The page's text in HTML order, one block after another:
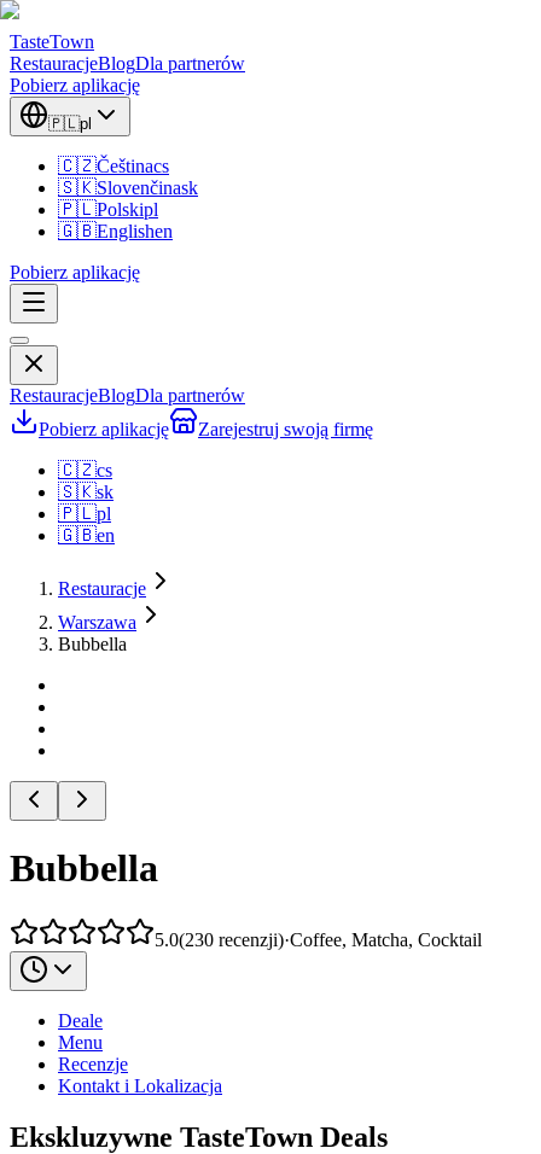
TasteTown
RestauracjeBlogDla partnerów
Pobierz aplikację
🇵🇱pl
🇨🇿Češtinacs
🇸🇰Slovenčinask
🇵🇱Polskipl
🇬🇧Englishen
Pobierz aplikację
RestauracjeBlogDla partnerów
Pobierz aplikację
Zarejestruj swoją firmę
🇨🇿cs
🇸🇰sk
🇵🇱pl
🇬🇧en
Restauracje
Warszawa
Bubbella
Bubbella
5.0(230 recenzji)·Coffee, Matcha, Cocktail
Deale
Menu
Recenzje
Kontakt i Lokalizacja
Ekskluzywne TasteTown Deals